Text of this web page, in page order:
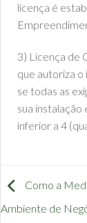
licença é
3) Licença de
que autoriza
se todas as
sua
inferior a 4
Como a
Ambiente de